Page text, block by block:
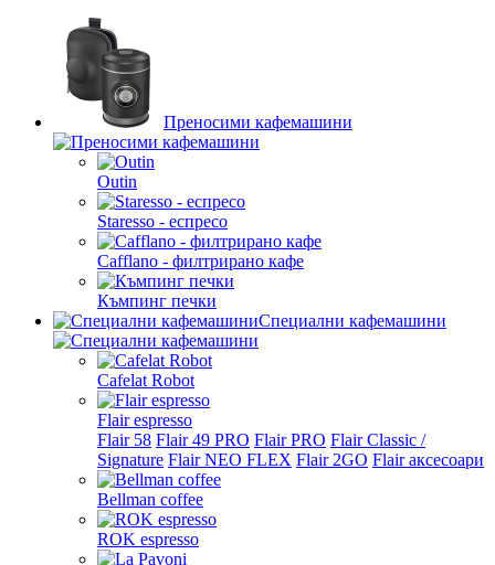
Преносими кафемашини
Outin
Staresso - еспресо
Cafflano - филтрирано кафе
Къмпинг печки
Специални кафемашини
Cafelat Robot
Flair espresso
Flair 58 Flair 49 PRO Flair PRO Flair Classic /
Signature Flair NEO FLEX Flair 2GO Flair аксесоари
Bellman coffee
ROK espresso